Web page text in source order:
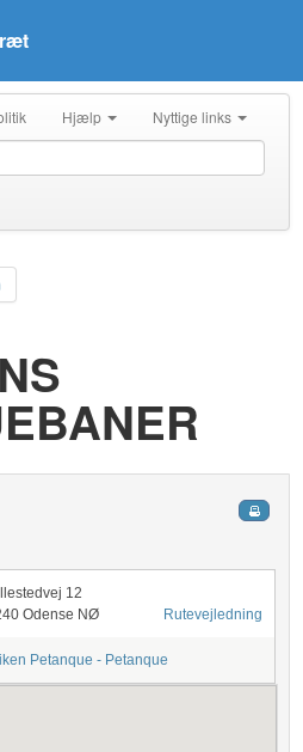
Hjælp Nyttige links
12
Odense NØ
Rutevejledning
Petanque - Petanque